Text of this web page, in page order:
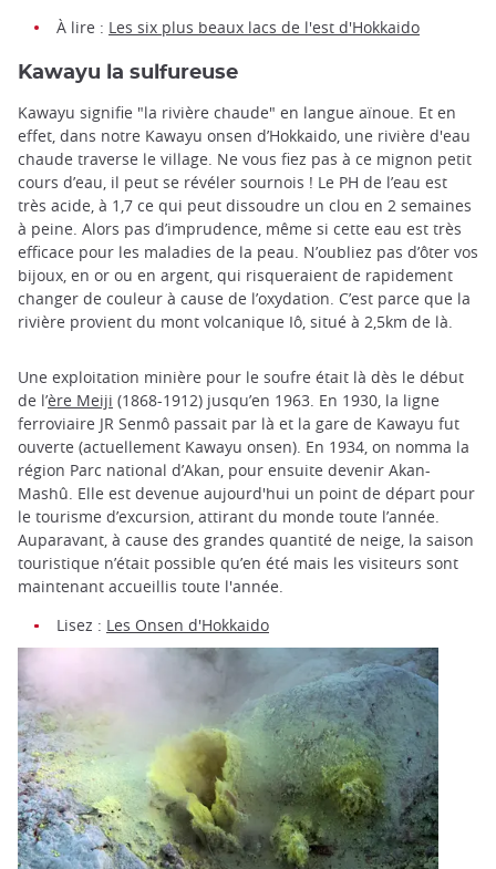
À lire : Les six plus beaux lacs de l'est d'Hokkaido
Kawayu la sulfureuse
Kawayu signifie "la rivière chaude" en langue aïnoue. Et en
effet, dans notre Kawayu onsen d’Hokkaido, une rivière d'eau
chaude traverse le village. Ne vous fiez pas à ce mignon petit
cours d’eau, il peut se révéler sournois ! Le PH de l’eau est
très acide, à 1,7 ce qui peut dissoudre un clou en 2 semaines
à peine. Alors pas d’imprudence, même si cette eau est très
efficace pour les maladies de la peau. N’oubliez pas d’ôter vos
bijoux, en or ou en argent, qui risqueraient de rapidement
changer de couleur à cause de l’oxydation. C’est parce que la
rivière provient du mont volcanique Iô, situé à 2,5km de là.
Une exploitation minière pour le soufre était là dès le début
de l’ère Meiji (1868-1912) jusqu’en 1963. En 1930, la ligne
ferroviaire JR Senmô passait par là et la gare de Kawayu fut
ouverte (actuellement Kawayu onsen). En 1934, on nomma la
région Parc national d’Akan, pour ensuite devenir Akan-
Mashû. Elle est devenue aujourd'hui un point de départ pour
le tourisme d’excursion, attirant du monde toute l’année.
Auparavant, à cause des grandes quantité de neige, la saison
touristique n’était possible qu’en été mais les visiteurs sont
maintenant accueillis toute l'année.
Lisez : Les Onsen d'Hokkaido